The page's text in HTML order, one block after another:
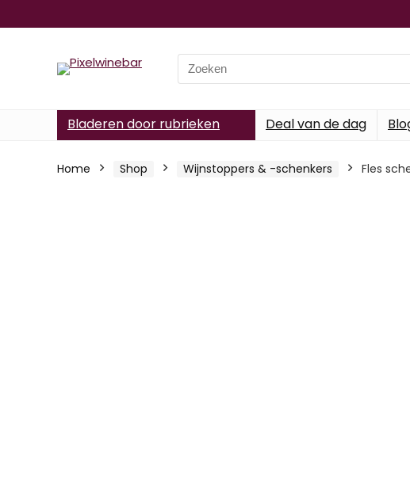
Search
for:
Bladeren door rubrieken Deal van de dag
Home Shop Wijnstoppers & -schenkers Fles